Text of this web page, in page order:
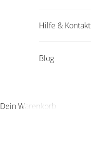
Hilfe & Kontakt
Blog
Dein Warenkorb